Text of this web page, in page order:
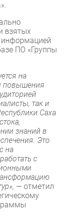
взятых
информацией
ПО «Группы
на
повышения
так и
Саха
знаний в
Это
на
с
— отметил